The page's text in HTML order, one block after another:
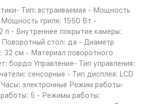
Тип: встраиваемая - Мощность
гриля: 1550 Вт -
л - Внутреннее покрытие камеры:
стол: да - Диаметр
32 см - Материал поворотного
бордо Управление- Тип управления:
сенсорные - Тип дисплея: LCD
электронные Режим работы-
5 - Режимы работы: